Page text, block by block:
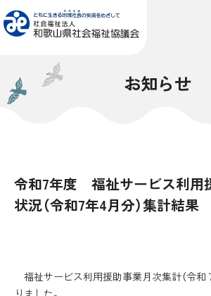
お知らせ
令和7年度 福祉サービス利用
状況（令和7年4月分）集計結果
福祉サービス利用援助事業月次集計（令和
りました。